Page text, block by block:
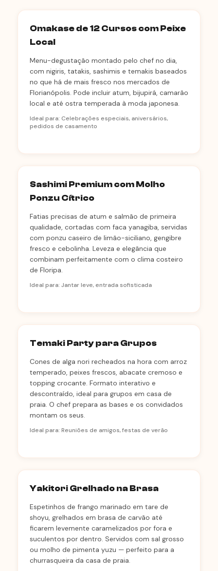
Omakase de 12 Cursos com Peixe
Local
Menu-degustação montado pelo chef no dia,
com nigiris, tatakis, sashimis e temakis baseados
no que há de mais fresco nos mercados de
Florianópolis. Pode incluir atum, bijupirá, camarão
local e até ostra temperada à moda japonesa.
Ideal para: Celebrações especiais, aniversários,
pedidos de casamento
Sashimi Premium com Molho
Ponzu Cítrico
Fatias precisas de atum e salmão de primeira
qualidade, cortadas com faca yanagiba, servidas
com ponzu caseiro de limão-siciliano, gengibre
fresco e cebolinha. Leveza e elegância que
combinam perfeitamente com o clima costeiro
de Floripa.
Ideal para: Jantar leve, entrada sofisticada
Temaki Party para Grupos
Cones de alga nori recheados na hora com arroz
temperado, peixes frescos, abacate cremoso e
topping crocante. Formato interativo e
descontraído, ideal para grupos em casa de
praia. O chef prepara as bases e os convidados
montam os seus.
Ideal para: Reuniões de amigos, festas de verão
Yakitori Grelhado na Brasa
Espetinhos de frango marinado em tare de
shoyu, grelhados em brasa de carvão até
ficarem levemente caramelizados por fora e
suculentos por dentro. Servidos com sal grosso
ou molho de pimenta yuzu — perfeito para a
churrasqueira da casa de praia.